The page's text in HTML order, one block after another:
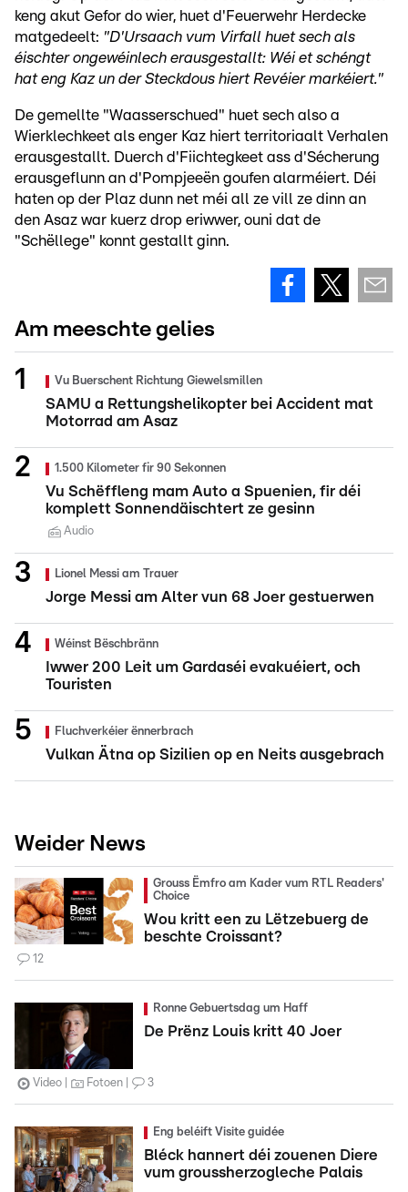
keng akut Gefor do wier, huet d'Feuerwehr Herdecke
matgedeelt: "D'Ursaach vum Virfall huet sech als
éischter ongewéinlech erausgestallt: Wéi et schéngt
hat eng Kaz un der Steckdous hiert Revéier markéiert."
De gemellte "Waasserschued" huet sech also a
Wierklechkeet als enger Kaz hiert territoriaalt Verhalen
erausgestallt. Duerch d'Fiichtegkeet ass d'Sécherung
erausgeflunn an d'Pompjeeën goufen alarméiert. Déi
haten op der Plaz dunn net méi all ze vill ze dinn an
den Asaz war kuerz drop eriwwer, ouni dat de
"Schëllege" konnt gestallt ginn.
Am meeschte gelies
Vu Buerschent Richtung Giewelsmillen
SAMU a Rettungshelikopter bei Accident mat
Motorrad am Asaz
1.500 Kilometer fir 90 Sekonnen
Vu Schëffleng mam Auto a Spuenien, fir déi
komplett Sonnendäischtert ze gesinn
Audio
Lionel Messi am Trauer
Jorge Messi am Alter vun 68 Joer gestuerwen
Wéinst Bëschbränn
Iwwer 200 Leit um Gardaséi evakuéiert, och
Touristen
Fluchverkéier ënnerbrach
Vulkan Ätna op Sizilien op en Neits ausgebrach
Weider News
Grouss Ëmfro am Kader vum RTL Readers'
Choice
Wou kritt een zu Lëtzebuerg de
beschte Croissant?
12
Ronne Gebuertsdag um Haff
De Prënz Louis kritt 40 Joer
Video Fotoen 3
Eng beléift Visite guidée
Bléck hannert déi zouenen Diere
vum groussherzogleche Palais